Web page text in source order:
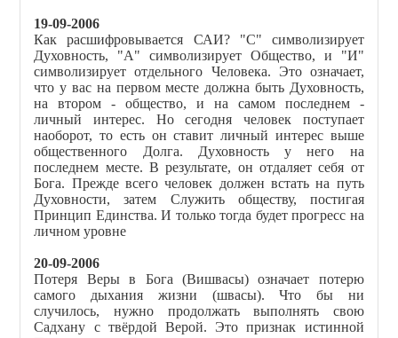
19-09-2006
Как расшифровывается САИ? "С" символизирует
Духовность, "А" символизирует Общество, и "И"
символизирует отдельного Человека. Это означает,
что у вас на первом месте должна быть Духовность,
на втором - общество, и на самом последнем -
личный интерес. Но сегодня человек поступает
наоборот, то есть он ставит личный интерес выше
общественного Долга. Духовность у него на
последнем месте. В результате, он отдаляет себя от
Бога. Прежде всего человек должен встать на путь
Духовности, затем Служить обществу, постигая
Принцип Единства. И только тогда будет прогресс на
личном уровне
20-09-2006
Потеря Веры в Бога (Вишвасы) означает потерю
самого дыхания жизни (швасы). Что бы ни
случилось, нужно продолжать выполнять свою
Садхану с твёрдой Верой. Это признак истинной